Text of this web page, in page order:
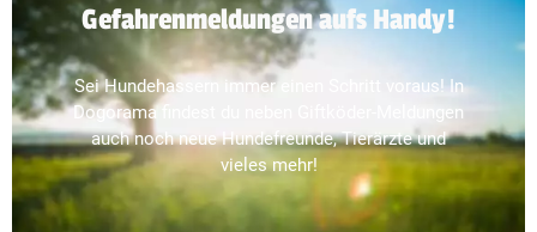
Gefahrenmeldungen aufs Handy!
Sei Hundehassern immer einen Schritt voraus! In
Dogorama findest du neben Giftköder-Meldungen
auch noch neue Hundefreunde, Tierärzte und
vieles mehr!